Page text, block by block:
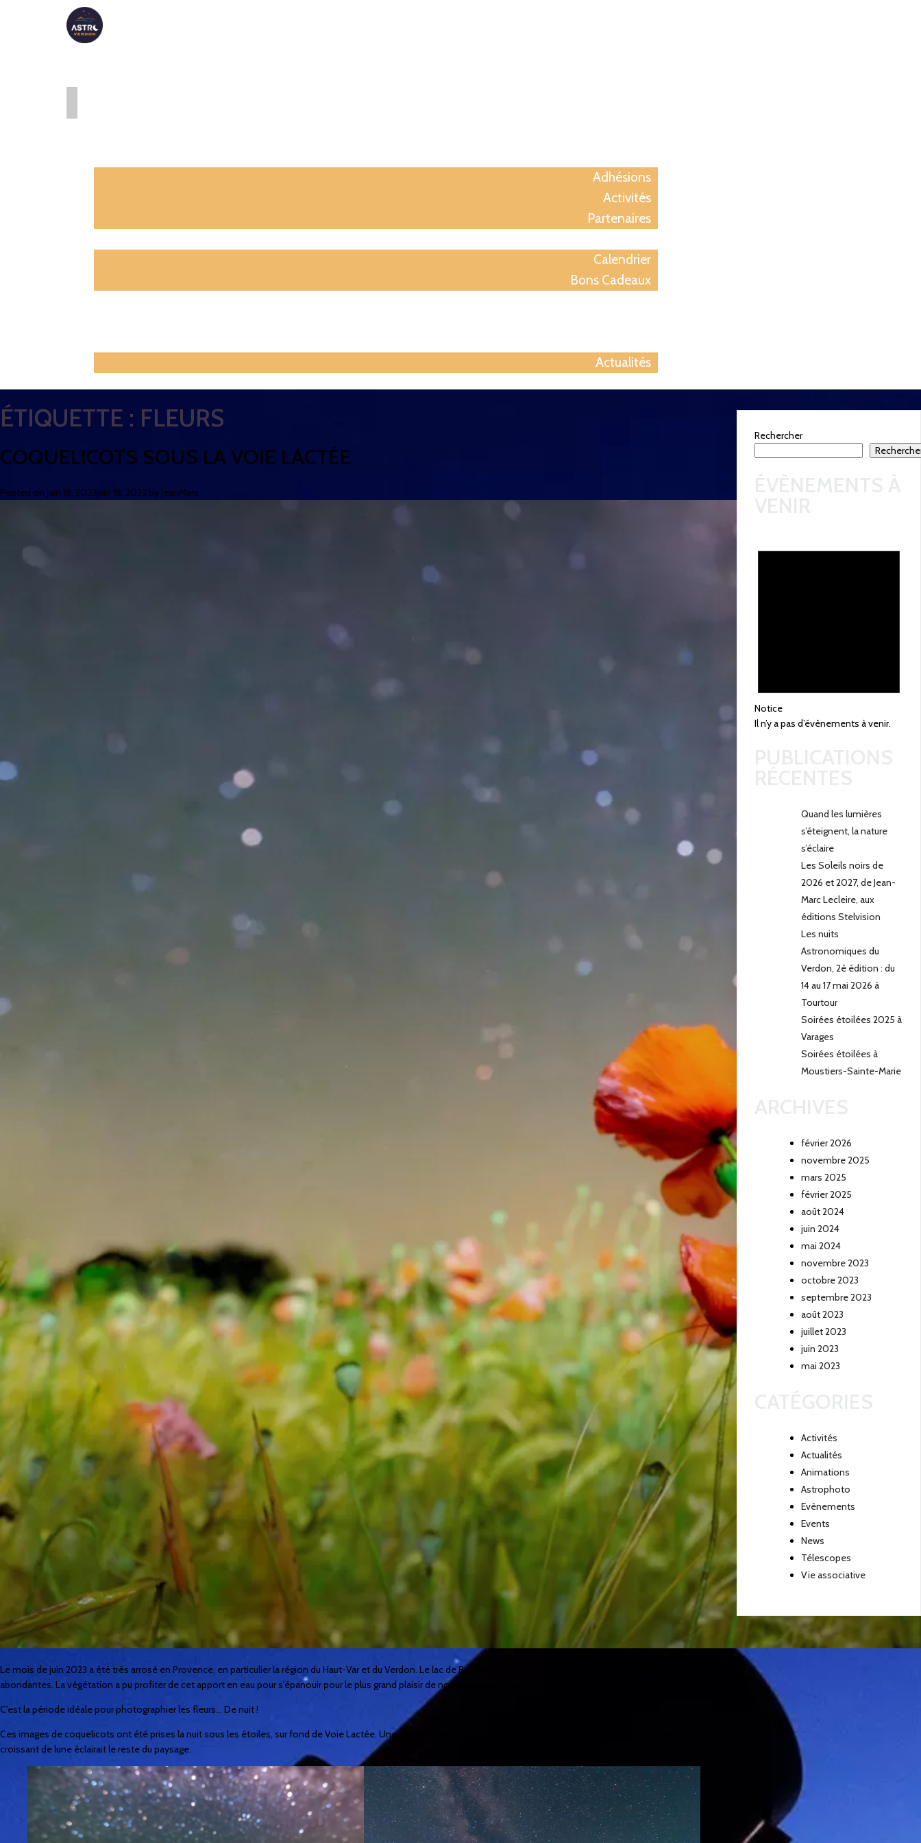
Adhésions
Activités
Partenaires
Calendrier
Bons Cadeaux
Actualités
ÉTIQUETTE : FLEURS
COQUELICOTS SOUS LA VOIE LACTÉE
Posted on juin 18, 2023juin 18, 2023 by JeanMarc
Le mois de juin 2023 a été très arrosé en Provence, en particulier la région du Haut-Var et du Verdon. Le lac de Bauduen est remonté à son niveau de 2021 grâce aux pluies
abondantes. La végétation a pu profiter de cet apport en eau pour s'épanouir pour le plus grand plaisir de nos yeux et de notre nez.
C'est la période idéale pour photographier les fleurs... De nuit !
Ces images de coquelicots ont été prises la nuit sous les étoiles, sur fond de Voie Lactée. Une simple lampe a été utilisée pour éclairer le premier plan, tandis qu'un mince
croissant de lune éclairait le reste du paysage.
Rechercher
Notice
Il n’y a pas d’évènements à venir.
Quand les lumières
s’éteignent, la nature
s’éclaire
Les Soleils noirs de
2026 et 2027, de Jean-
Marc Lecleire, aux
éditions Stelvision
Les nuits
Astronomiques du
Verdon, 2è édition : du
14 au 17 mai 2026 à
Tourtour
Soirées étoilées 2025 à
Varages
Soirées étoilées à
Moustiers-Sainte-Marie
février 2026
novembre 2025
mars 2025
février 2025
août 2024
juin 2024
mai 2024
novembre 2023
octobre 2023
septembre 2023
août 2023
juillet 2023
juin 2023
mai 2023
Activités
Actualités
Animations
Astrophoto
Evènements
Events
News
Télescopes
Vie associative